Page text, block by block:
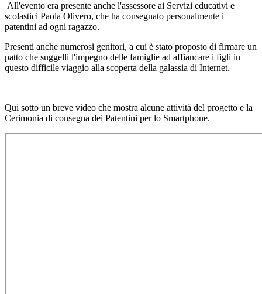
All'evento era presente anche l'assessore ai Servizi educativi e
scolastici Paola Olivero, che ha consegnato personalmente i
patentini ad ogni ragazzo.
Presenti anche numerosi genitori, a cui è stato proposto di firmare un
patto che suggelli l'impegno delle famiglie ad affiancare i figli in
questo difficile viaggio alla scoperta della galassia di Internet.
Qui sotto un breve video che mostra alcune attività del progetto e la
Cerimonia di consegna dei Patentini per lo Smartphone.